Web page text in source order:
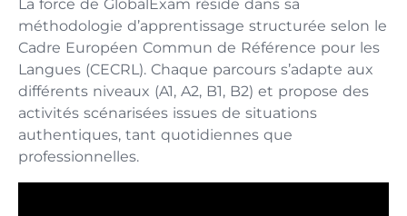
La force de GlobalExam réside dans sa
méthodologie d’apprentissage structurée selon le
Cadre Européen Commun de Référence pour les
Langues (CECRL). Chaque parcours s’adapte aux
différents niveaux (A1, A2, B1, B2) et propose des
activités scénarisées issues de situations
authentiques, tant quotidiennes que
professionnelles.